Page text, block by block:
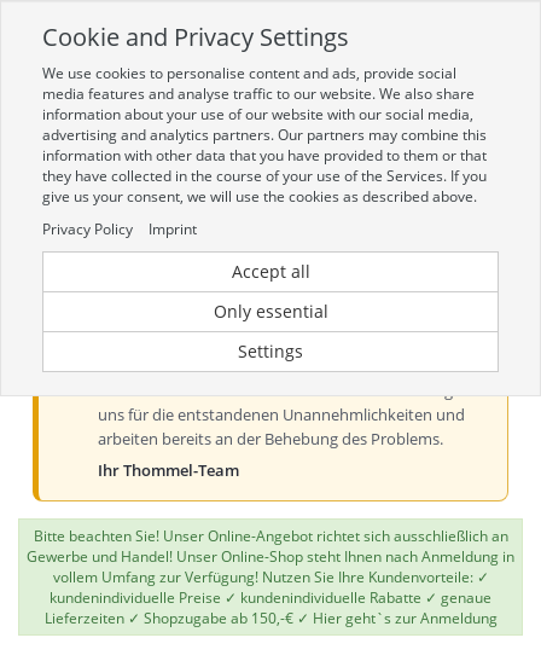
Zur mobilen Kompaktversion (Login erforderlich)
Toggle
navigation
Aktueller Hinweis zur Preis- und
Verfügbarkeitsanzeige
Liebe Kundinnen und Kunden, derzeit kann es bei der
Preis- und Verfügbarkeitsanzeige aus technischen
uns für die entstandenen Unannehmlichkeiten und
arbeiten bereits an der Behebung des Problems.
Ihr Thommel-Team
Bitte beachten Sie! Unser Online-Angebot richtet sich ausschließlich an
Gewerbe und Handel! Unser Online-Shop steht Ihnen nach Anmeldung in
vollem Umfang zur Verfügung! Nutzen Sie Ihre Kundenvorteile: ✓
kundenindividuelle Preise ✓ kundenindividuelle Rabatte ✓ genaue
Lieferzeiten ✓ Shopzugabe ab 150,-€ ✓ Hier geht`s zur Anmeldung
Cookie and Privacy Settings
We use cookies to personalise content and ads, provide social
media features and analyse traffic to our website. We also share
information about your use of our website with our social media,
advertising and analytics partners. Our partners may combine this
information with other data that you have provided to them or that
they have collected in the course of your use of the Services. If you
give us your consent, we will use the cookies as described above.
Privacy Policy
Imprint
Accept all
Only essential
Settings